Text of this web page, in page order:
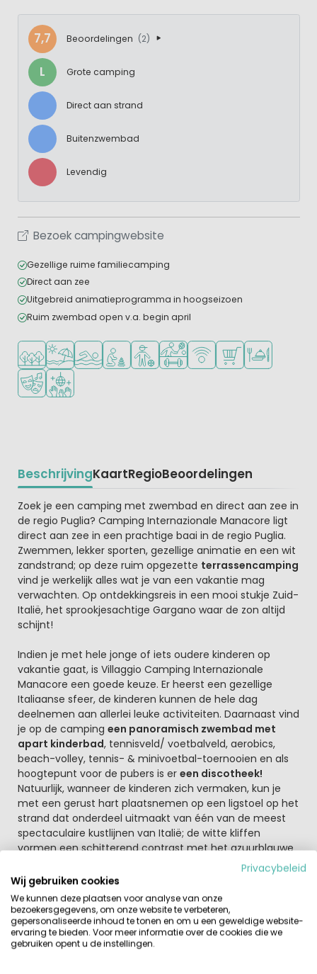
7,7 Beoordelingen (2)
L Grote camping
Direct aan strand
Buitenzwembad
Levendig
Bezoek campingwebsite
Gezellige ruime familiecamping
Direct aan zee
Uitgebreid animatieprogramma in hoogseizoen
Ruim zwembad open v.a. begin april
Ligt in een bosrijke omgeving
Ligt bij strand en zee
Openlucht zwembad
Aanbevolen voor jonge kinderen
Aanbevolen voor tieners
Veel mogelijkheden om te
WiFi beschikbaar
Campingwinkel/
Restaurant of
Animatieprogramma
Discotheek
BeschrijvingKaartRegioBeoordelingen
Beschrijving
Zoek je een camping met zwembad en direct aan zee in
de regio Puglia? Camping Internazionale Manacore ligt
direct aan zee in een prachtige baai in de regio Puglia.
Zwemmen, lekker sporten, gezellige animatie en een wit
zandstrand; op deze ruim opgezette terrassencamping
vind je werkelijk alles wat je van een vakantie mag
verwachten. Op ontdekkingsreis in een mooi stukje Zuid-
Italië, het sprookjesachtige Gargano waar de zon altijd
schijnt!
Indien je met hele jonge of iets oudere kinderen op
vakantie gaat, is Villaggio Camping Internazionale
Manacore een goede keuze. Er heerst een gezellige
Italiaanse sfeer, de kinderen kunnen de hele dag
deelnemen aan allerlei leuke activiteiten. Daarnaast vind
je op de camping een panoramisch zwembad met
apart kinderbad, tennisveld/ voetbalveld, aerobics,
beach-volley, tennis- & minivoetbal-toernooien en als
hoogtepunt voor de pubers is er een discotheek!
Natuurlijk, wanneer de kinderen zich vermaken, kun je
met een gerust hart plaatsnemen op een ligstoel op het
strand dat onderdeel uitmaakt van één van de meest
spectaculaire kustlijnen van Italië; de witte kliffen
vormen een schitterend contrast met het azuurblauwe
water en de bosrijke omgeving. Breng een heerlijk boek
mee en neem een duik in avontuurlijk Zuid-Italië! Fijne
vakantie op Villaggio Camping Internazionale Manacore
in Gargano!
Camping Internazionale Manacore ligt direct aan zee op
slechts 5 km van het plaatsje Peschici. Neem vanuit hier
Privacybeleid
Wij gebruiken cookies
We kunnen deze plaatsen voor analyse van onze
bezoekersgegevens, om onze website te verbeteren,
gepersonaliseerde inhoud te tonen en om u een geweldige website-
ervaring te bieden. Voor meer informatie over de cookies die we
gebruiken opent u de instellingen.